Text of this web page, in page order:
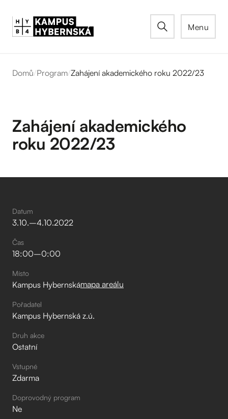
Menu
Domů/Program/Zahájení akademického roku 2022/23
Zahájení akademického
roku 2022/23
Datum
3.10.–⁠4.10.2022
Čas
18:00–⁠0:00
Místo
Kampus Hybernskámapa areálu
Pořadatel
Kampus Hybernská z.ú.
Druh akce
Ostatní
Vstupné
Zdarma
Doprovodný program
Ne